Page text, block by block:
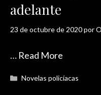
adelante
23 de octubre de 2020por
… Read More
Categorías
Novelas policíacas